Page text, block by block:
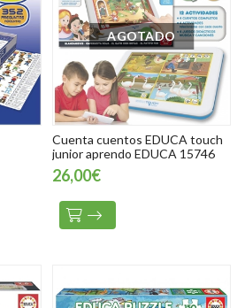
AGOTADO
Cuenta cuentos EDUCA touch
junior aprendo EDUCA 15746
26,00€